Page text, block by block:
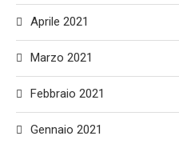
Aprile 2021
Marzo 2021
Febbraio 2021
Gennaio 2021